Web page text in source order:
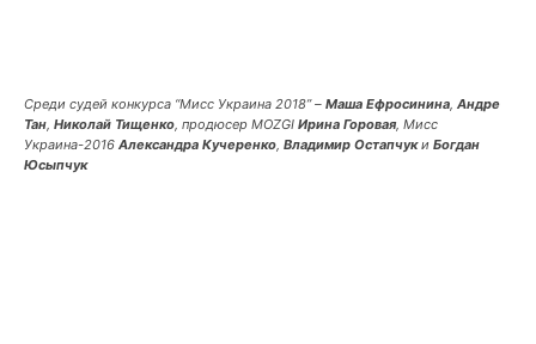
Среди судей конкурса “Мисс Украина 2018” – Маша Ефросинина Андре
Тан Николай Тищенко , продюсер MOZGI Ирина Горовая, Мисс
Украина-2016 Александра Кучеренко Владимир Остапчуки Богдан
Юсыпчук